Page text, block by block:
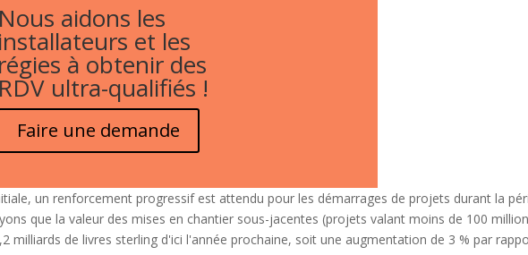
Nous aidons les
installateurs et les
régies à obtenir des
RDV ultra-qualifiés !
Faire une demande
un renforcement progressif est attendu pour les démarrages de projets durant la
que la valeur des mises en chantier sous-jacentes (projets valant moins de 100
milliards de livres sterling d'ici l'année prochaine, soit une augmentation de 3 % par